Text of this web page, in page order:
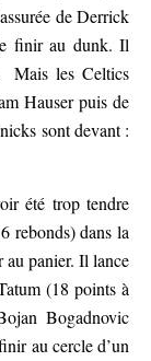
de Derrick
finir au dunk. Il
Mais les Celtics
Hauser puis de
sont devant :
été trop tendre
rebonds) dans la
panier. Il lance
(18 points à
Bogadnovic
au cercle d’un